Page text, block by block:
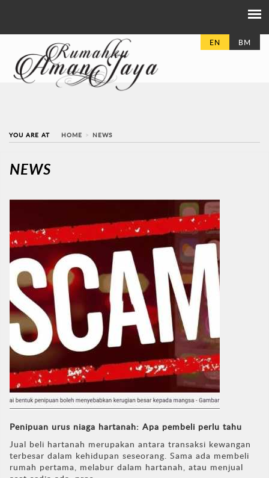
EN BM
YOU ARE AT HOME NEWS
NEWS
Penipuan urus niaga hartanah: Apa pembeli perlu tahu
Jual beli hartanah merupakan antara transaksi kewangan
terbesar dalam kehidupan seseorang. Sama ada membeli
rumah pertama, melabur dalam hartanah, atau menjual